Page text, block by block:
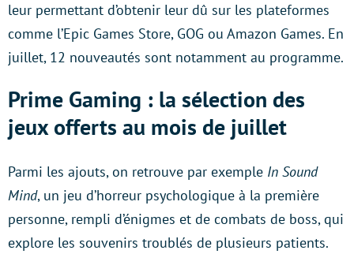
leur permettant d’obtenir leur dû sur les plateformes
comme l’Epic Games Store, GOG ou Amazon Games. En
juillet, 12 nouveautés sont notamment au programme.
Prime Gaming : la sélection des
jeux offerts au mois de juillet
Parmi les ajouts, on retrouve par exemple In Sound
Mind, un jeu d’horreur psychologique à la première
personne, rempli d’énigmes et de combats de boss, qui
explore les souvenirs troublés de plusieurs patients.